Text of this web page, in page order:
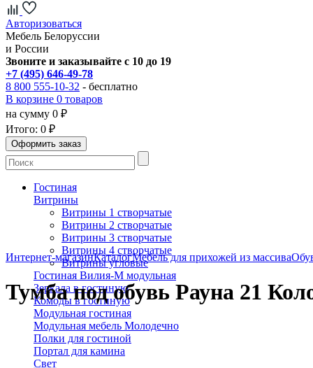
Авторизоваться
Мебель Белоруссии
и России
Звоните и заказывайте с 10 до 19
+7 (495) 646-49-78
8 800 555-10-32 - бесплатно
В корзине 0 товаров
на сумму 0 ₽
Итого: 0 ₽
Гостиная
Витрины
Витрины 1 створчатые
Витрины 2 створчатые
Витрины 3 створчатые
Витрины 4 створчатые
Витрины угловые
Гостиная Вилия-М модульная
Зеркала в гостиную
Комоды в гостиную
Модульная гостиная
Модульная мебель Молодечно
Полки для гостиной
Портал для камина
Свет
Интернет-магазинКаталогМебель для прихожей из массива
Тумба под обувь Рауна 21